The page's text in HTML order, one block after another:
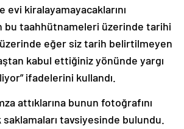
evi kiralayamayacaklarını
bu taahhütnameleri üzerinde tarihi
üzerinde eğer siz tarih belirtilmeyen
kabul ettiğiniz yönünde yargı
ifadelerini kullandı.
attıklarına bunun fotoğrafını
tavsiyesinde bulundu.